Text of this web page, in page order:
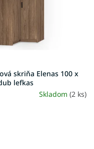
skriňa Elenas 100 x
lefkas
Skladom(2 ks)